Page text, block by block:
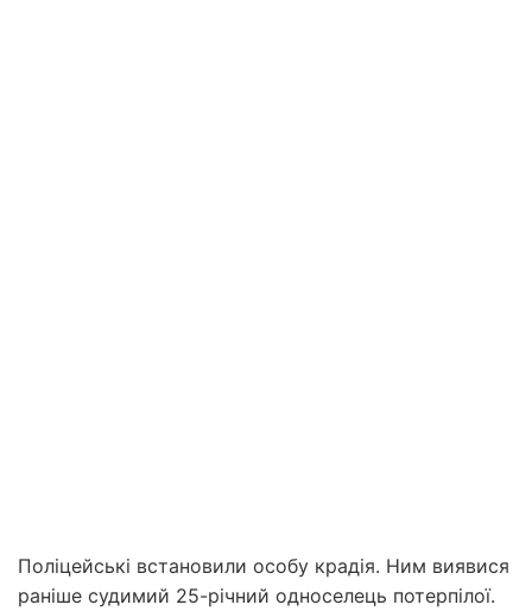
Поліцейські встановили особу крадія. Ним виявися
раніше судимий 25-річний односелець потерпілої.